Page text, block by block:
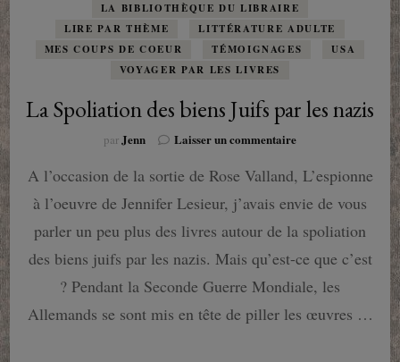
LA BIBLIOTHÈQUE DU LIBRAIRE
LIRE PAR THÈME
LITTÉRATURE ADULTE
MES COUPS DE COEUR
TÉMOIGNAGES
USA
VOYAGER PAR LES LIVRES
La Spoliation des biens Juifs par les nazis
parJenn Laisser un commentairesur
Spoliation
biens
Juifs
par
les
nazis
A l’occasion de la sortie de Rose Valland, L’espionne
à l’oeuvre de Jennifer Lesieur, j’avais envie de vous
parler un peu plus des livres autour de la spoliation
des biens juifs par les nazis. Mais qu’est-ce que c’est
? Pendant la Seconde Guerre Mondiale, les
Allemands se sont mis en tête de piller les œuvres …